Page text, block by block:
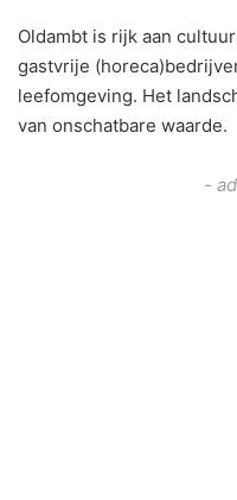
Oldambt is rijk aan
gastvrije
leefomgeving. Het
van onschatbare waarde.
-